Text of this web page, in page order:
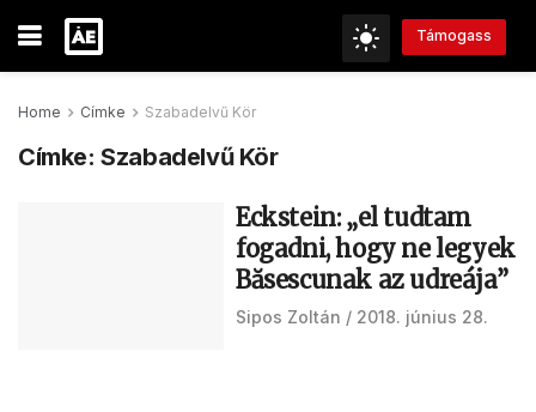
Támogass
Home Címke Szabadelvű Kör
Címke:Szabadelvű Kör
Eckstein: „el tudtam
fogadni, hogy ne legyek
Băsescunak az udreája”
Sipos Zoltán 2018. június 28.